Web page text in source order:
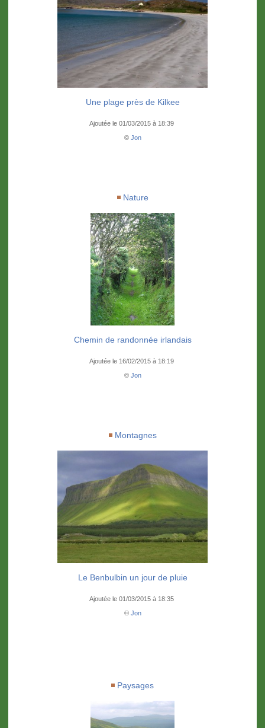
Une plage près de Kilkee
Ajoutée le 01/03/2015 à 18:39
© Jon
Nature
Chemin de randonnée irlandais
Ajoutée le 16/02/2015 à 18:19
© Jon
Montagnes
Le Benbulbin un jour de pluie
Ajoutée le 01/03/2015 à 18:35
© Jon
Paysages